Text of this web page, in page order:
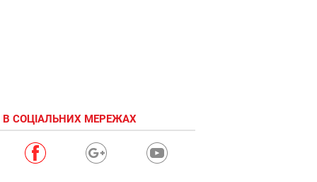
СОЦІАЛЬНИХ МЕРЕЖАХ